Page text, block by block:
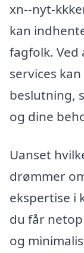
xn--nyt-
kan
fagfolk. Ved
services
beslutning,
og dine
Uanset
drømmer
ekspertise i
du får
og